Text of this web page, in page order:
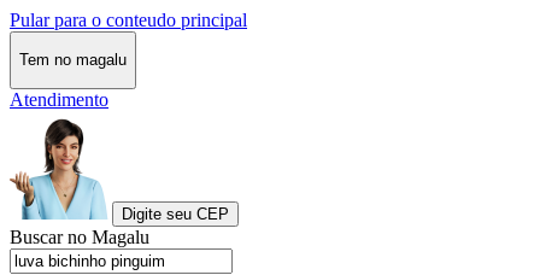
Pular para o conteudo principal
Tem no magalu
Atendimento
Digite seu CEP
Buscar no Magalu